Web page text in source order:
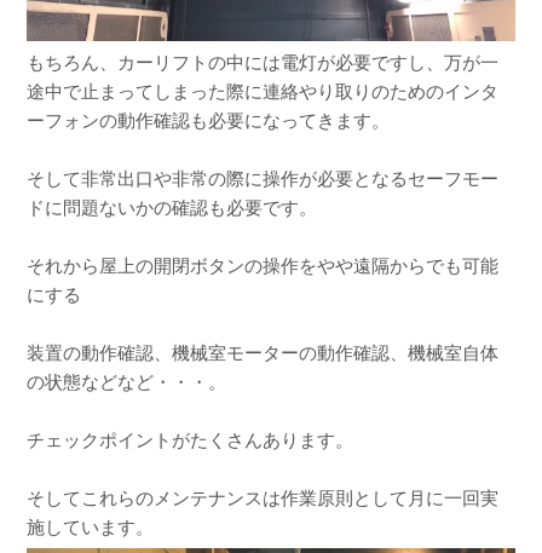
もちろん、カーリフトの中には電灯が必要ですし、万が一
途中で止まってしまった際に連絡やり取りのためのインタ
ーフォンの動作確認も必要になってきます。
そして非常出口や非常の際に操作が必要となるセーフモー
ドに問題ないかの確認も必要です。
それから屋上の開閉ボタンの操作をやや遠隔からでも可能
にする
装置の動作確認、機械室モーターの動作確認、機械室自体
の状態などなど・・・。
チェックポイントがたくさんあります。
そしてこれらのメンテナンスは作業原則として月に一回実
施しています。